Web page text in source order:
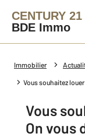
CENTURY 21
BDE Immo
Immobilier
Vous souhaitez
Vous
On vous